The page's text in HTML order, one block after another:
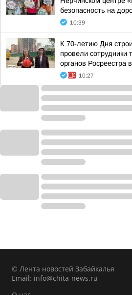
безопасность на
10:39
К 70-летию Дня
провели сотрудники
органов Росреестра
10:27
© Лента новостей Забайкалья
Email: info@chita-news.ru